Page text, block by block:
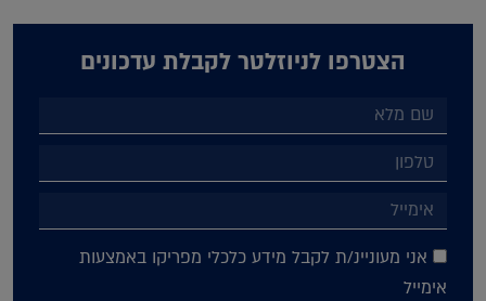
הצטרפו לניוזלטר לקבלת עדכונים
אני מעוניינ/ת לקבל מידע כלכלי מפריקו באמצעות
אימייל